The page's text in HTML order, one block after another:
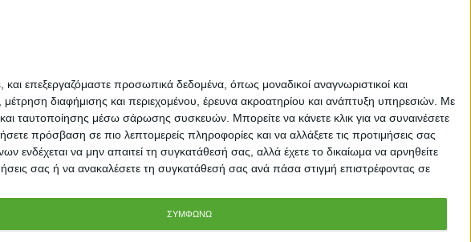
επεξεργαζόμαστε προσωπικά δεδομένα, όπως μοναδικοί αναγνωριστικοί και
διαφήμισης και περιεχομένου, έρευνα ακροατηρίου και ανάπτυξη υπηρεσιών. Με
ταυτοποίησης μέσω σάρωσης συσκευών. Μπορείτε να κάνετε κλικ για να συναινέσετε
πρόσβαση σε πιο λεπτομερείς πληροφορίες και να αλλάξετε τις προτιμήσεις σας
να μην απαιτεί τη συγκατάθεσή σας, αλλά έχετε το δικαίωμα να αρνηθείτε
σας ή να ανακαλέσετε τη συγκατάθεσή σας ανά πάσα στιγμή επιστρέφοντας σε
ΣΥΜΦΩΝΩ